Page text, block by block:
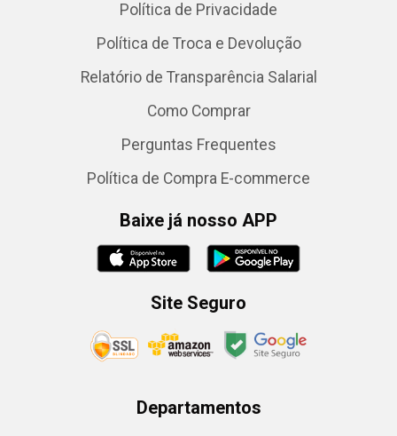
Política de Privacidade
Política de Troca e Devolução
Relatório de Transparência Salarial
Como Comprar
Perguntas Frequentes
Política de Compra E-commerce
Baixe já nosso APP
Site Seguro
Departamentos